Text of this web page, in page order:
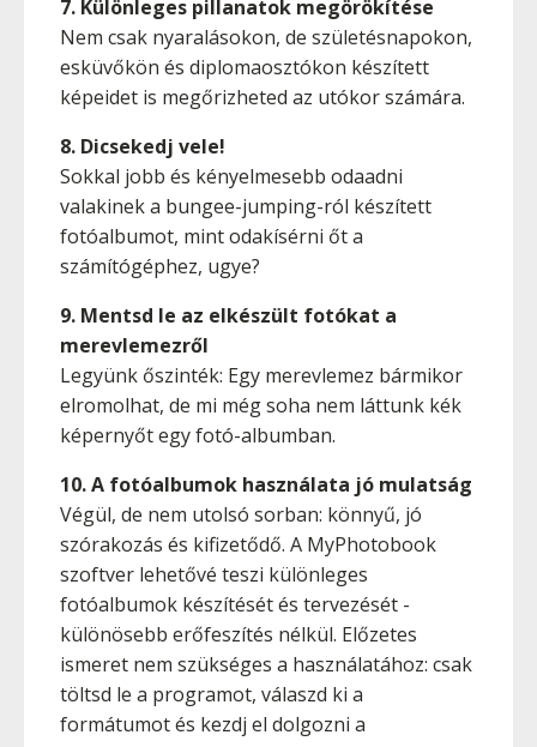
7. Különleges pillanatok megörökítése
Nem csak nyaralásokon, de születésnapokon,
esküvőkön és diplomaosztókon készített
képeidet is megőrizheted az utókor számára.
8. Dicsekedj vele!
Sokkal jobb és kényelmesebb odaadni
valakinek a bungee-jumping-ról készített
fotóalbumot, mint odakísérni őt a
számítógéphez, ugye?
9. Mentsd le az elkészült fotókat a
merevlemezről
Legyünk őszinték: Egy merevlemez bármikor
elromolhat, de mi még soha nem láttunk kék
képernyőt egy fotó-albumban.
10. A fotóalbumok használata jó mulatság
Végül, de nem utolsó sorban: könnyű, jó
szórakozás és kifizetődő. A MyPhotobook
szoftver lehetővé teszi különleges
fotóalbumok készítését és tervezését -
különösebb erőfeszítés nélkül. Előzetes
ismeret nem szükséges a használatához: csak
töltsd le a programot, válaszd ki a
formátumot és kezdj el dolgozni a